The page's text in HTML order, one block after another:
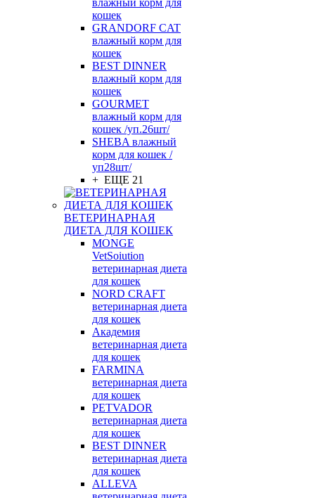
влажный корм для
кошек
GRANDORF CAT
влажный корм для
кошек
BEST DINNER
влажный корм для
кошек
GOURMET
влажный корм для
кошек /уп.26шт/
SHEBA влажный
корм для кошек /
уп28шт/
+ ЕЩЕ 21
ВЕТЕРИНАРНАЯ
ДИЕТА ДЛЯ КОШЕК
MONGE
VetSoiution
ветеринарная диета
для кошек
NORD CRAFT
ветеринарная диета
для кошек
Академия
ветеринарная диета
для кошек
FARMINA
ветеринарная диета
для кошек
PETVADOR
ветеринарная диета
для кошек
BEST DINNER
ветеринарная диета
для кошек
ALLEVA